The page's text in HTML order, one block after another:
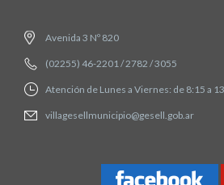
Avenida 3 Nº 820
(02255) 46-2201 / 2782 / 3055
Atención de Lunes a Viernes: de 8:15 a
villagesellmunicipio@gesell.gob.ar